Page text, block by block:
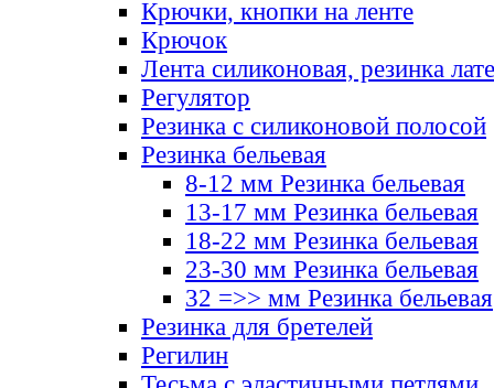
Крючки, кнопки на ленте
Крючок
Лента силиконовая, резинка
Регулятор
Резинка с силиконовой полосой
Резинка бельевая
8-12 мм Резинка бельевая
13-17 мм Резинка бельевая
18-22 мм Резинка бельевая
23-30 мм Резинка бельевая
32 =>> мм Резинка бельевая
Резинка для бретелей
Регилин